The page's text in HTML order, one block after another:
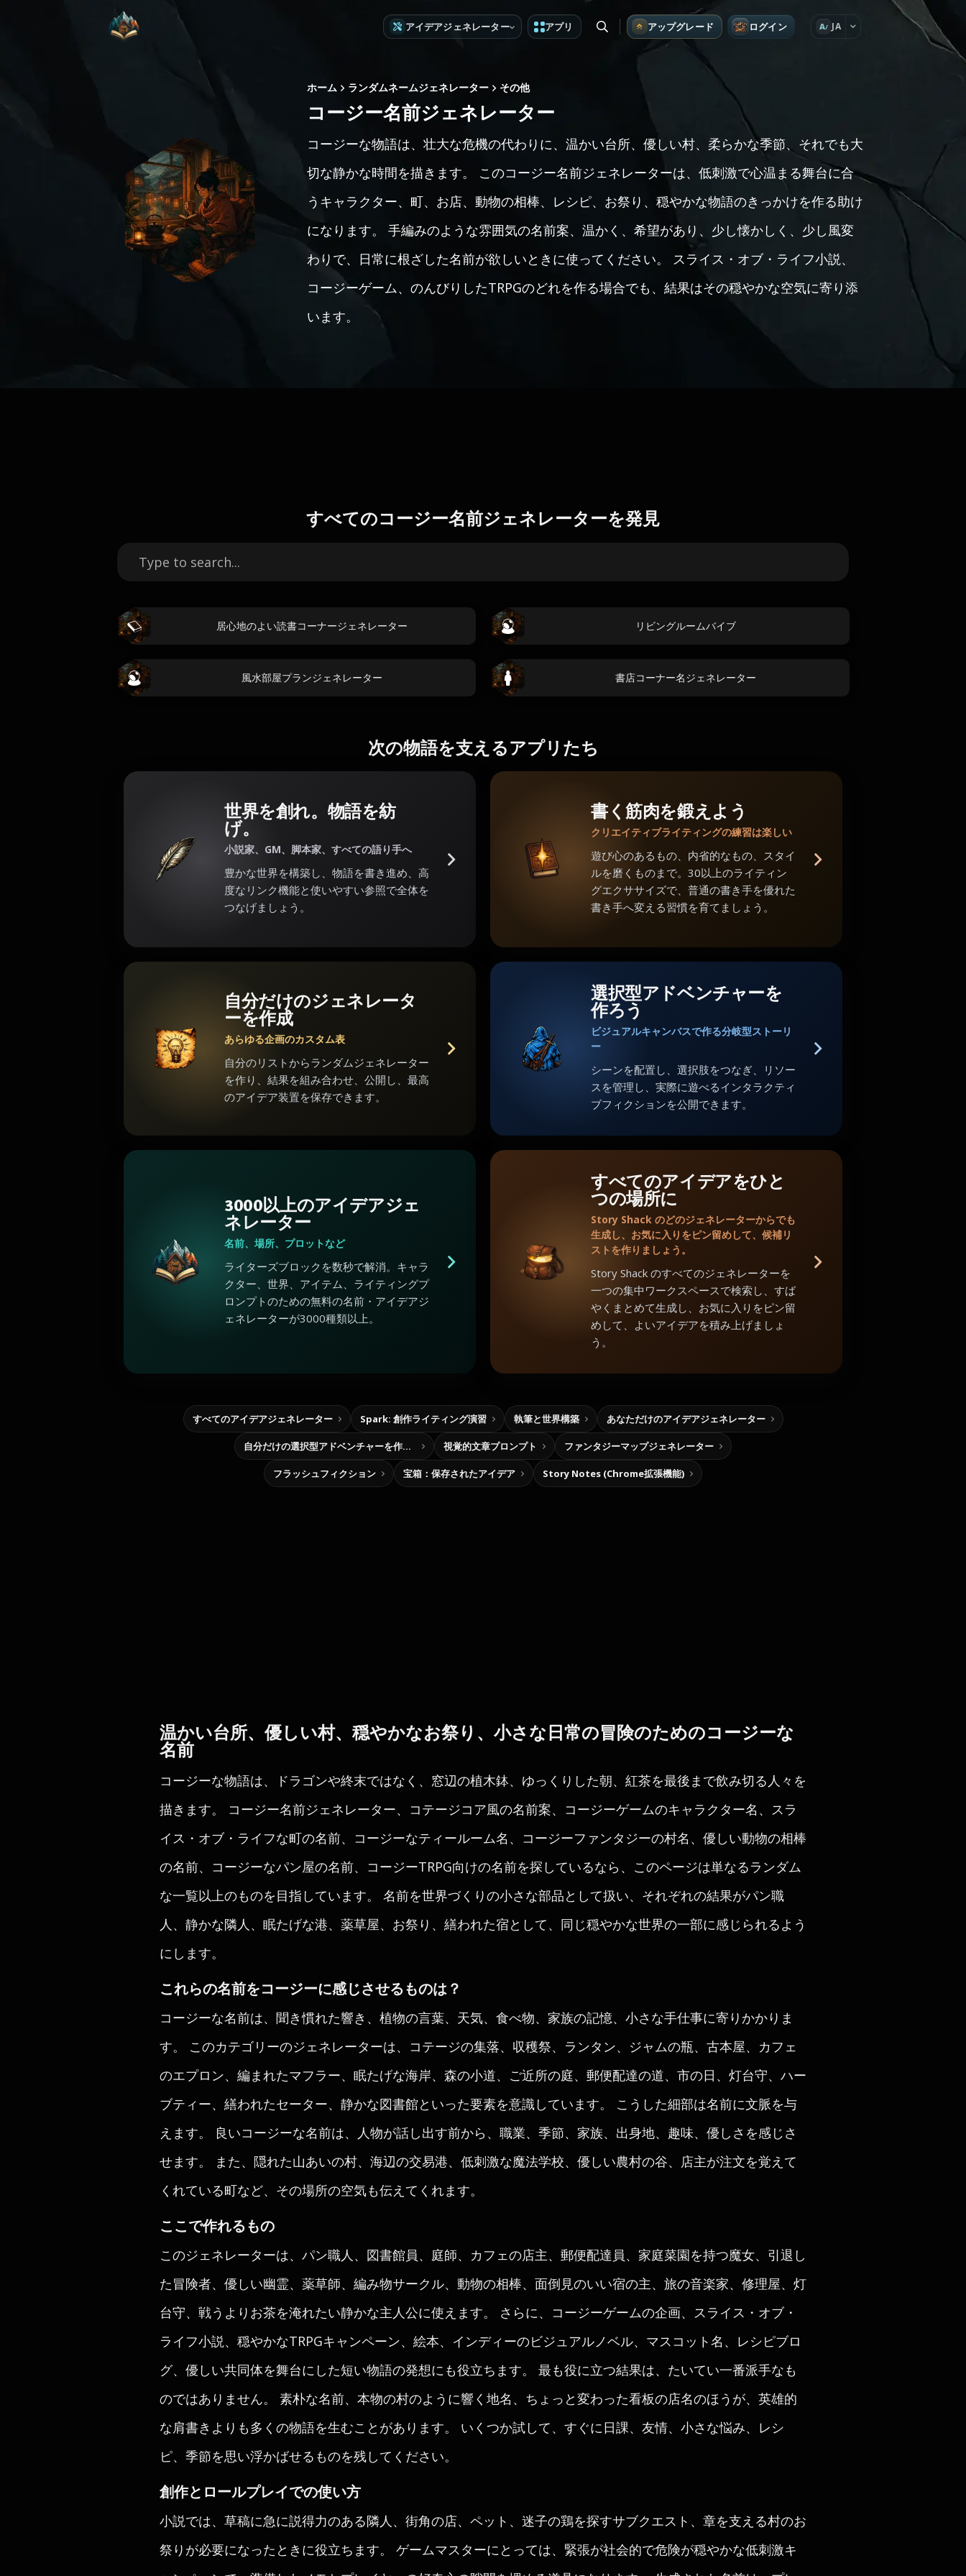
アイデアジェネレーター アプリ アップグレード ログイン A JA
ホーム ランダムネームジェネレーター その他
コージー名前ジェネレーター
コージーな物語は、壮大な危機の代わりに、温かい台所、優しい村、柔らかな季節、それでも大
切な静かな時間を描きます。 このコージー名前ジェネレーターは、低刺激で心温まる舞台に合
うキャラクター、町、お店、動物の相棒、レシピ、お祭り、穏やかな物語のきっかけを作る助け
になります。 手編みのような雰囲気の名前案、温かく、希望があり、少し懐かしく、少し風変
わりで、日常に根ざした名前が欲しいときに使ってください。 スライス・オブ・ライフ小説、
コージーゲーム、のんびりしたTRPGのどれを作る場合でも、結果はその穏やかな空気に寄り添
います。
すべてのコージー名前ジェネレーターを発見
居心地のよい読書コーナージェネレーター リビングルームバイブ
風水部屋プランジェネレーター 書店コーナー名ジェネレーター
次の物語を支えるアプリたち
世界を創れ。物語を紡
げ。
小説家、GM、脚本家、すべての語り手へ
豊かな世界を構築し、物語を書き進め、高
度なリンク機能と使いやすい参照で全体を
つなげましょう。
書く筋肉を鍛えよう
クリエイティブライティングの練習は楽しい
遊び心のあるもの、内省的なもの、スタイ
ルを磨くものまで。30以上のライティン
グエクササイズで、普通の書き手を優れた
書き手へ変える習慣を育てましょう。
自分だけのジェネレータ
ーを作成
あらゆる企画のカスタム表
自分のリストからランダムジェネレーター
を作り、結果を組み合わせ、公開し、最高
のアイデア装置を保存できます。
選択型アドベンチャーを
作ろう
ビジュアルキャンバスで作る分岐型ストーリ
ー
シーンを配置し、選択肢をつなぎ、リソー
スを管理し、実際に遊べるインタラクティ
ブフィクションを公開できます。
3000以上のアイデアジェ
ネレーター
名前、場所、プロットなど
ライターズブロックを数秒で解消。キャラ
クター、世界、アイテム、ライティングプ
ロンプトのための無料の名前・アイデアジ
ェネレーターが3000種類以上。
すべてのアイデアをひと
つの場所に
Story Shack のどのジェネレーターからでも
生成し、お気に入りをピン留めして、候補リ
ストを作りましょう。
Story Shack のすべてのジェネレーターを
一つの集中ワークスペースで検索し、すば
やくまとめて生成し、お気に入りをピン留
めして、よいアイデアを積み上げましょ
う。
すべてのアイデアジェネレーター Spark: 創作ライティング演習 執筆と世界構築 あなただけのアイデアジェネレーター
自分だけの選択型アドベンチャーを作ろう 視覚的文章プロンプト ファンタジーマップジェネレーター
フラッシュフィクション 宝箱：保存されたアイデア Story Notes (Chrome拡張機能)
温かい台所、優しい村、穏やかなお祭り、小さな日常の冒険のためのコージーな
名前
コージーな物語は、ドラゴンや終末ではなく、窓辺の植木鉢、ゆっくりした朝、紅茶を最後まで飲み切る人々を
描きます。 コージー名前ジェネレーター、コテージコア風の名前案、コージーゲームのキャラクター名、スラ
イス・オブ・ライフな町の名前、コージーなティールーム名、コージーファンタジーの村名、優しい動物の相棒
の名前、コージーなパン屋の名前、コージーTRPG向けの名前を探しているなら、このページは単なるランダム
な一覧以上のものを目指しています。 名前を世界づくりの小さな部品として扱い、それぞれの結果がパン職
人、静かな隣人、眠たげな港、薬草屋、お祭り、繕われた宿として、同じ穏やかな世界の一部に感じられるよう
にします。
これらの名前をコージーに感じさせるものは？
コージーな名前は、聞き慣れた響き、植物の言葉、天気、食べ物、家族の記憶、小さな手仕事に寄りかかりま
す。 このカテゴリーのジェネレーターは、コテージの集落、収穫祭、ランタン、ジャムの瓶、古本屋、カフェ
のエプロン、編まれたマフラー、眠たげな海岸、森の小道、ご近所の庭、郵便配達の道、市の日、灯台守、ハー
ブティー、繕われたセーター、静かな図書館といった要素を意識しています。 こうした細部は名前に文脈を与
えます。 良いコージーな名前は、人物が話し出す前から、職業、季節、家族、出身地、趣味、優しさを感じさ
せます。 また、隠れた山あいの村、海辺の交易港、低刺激な魔法学校、優しい農村の谷、店主が注文を覚えて
くれている町など、その場所の空気も伝えてくれます。
ここで作れるもの
このジェネレーターは、パン職人、図書館員、庭師、カフェの店主、郵便配達員、家庭菜園を持つ魔女、引退し
た冒険者、優しい幽霊、薬草師、編み物サークル、動物の相棒、面倒見のいい宿の主、旅の音楽家、修理屋、灯
台守、戦うよりお茶を淹れたい静かな主人公に使えます。 さらに、コージーゲームの企画、スライス・オブ・
ライフ小説、穏やかなTRPGキャンペーン、絵本、インディーのビジュアルノベル、マスコット名、レシピブロ
グ、優しい共同体を舞台にした短い物語の発想にも役立ちます。 最も役に立つ結果は、たいてい一番派手なも
のではありません。 素朴な名前、本物の村のように響く地名、ちょっと変わった看板の店名のほうが、英雄的
な肩書きよりも多くの物語を生むことがあります。 いくつか試して、すぐに日課、友情、小さな悩み、レシ
ピ、季節を思い浮かばせるものを残してください。
創作とロールプレイでの使い方
小説では、草稿に急に説得力のある隣人、街角の店、ペット、迷子の鶏を探すサブクエスト、章を支える村のお
祭りが必要になったときに役立ちます。 ゲームマスターにとっては、緊張が社会的で危険が穏やかな低刺激キ